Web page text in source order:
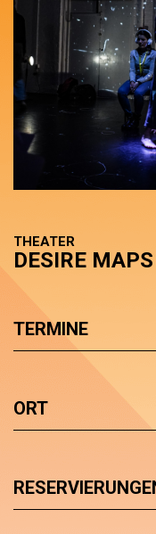
THEATER
DESIRE MAPS
TERMINE
ORT